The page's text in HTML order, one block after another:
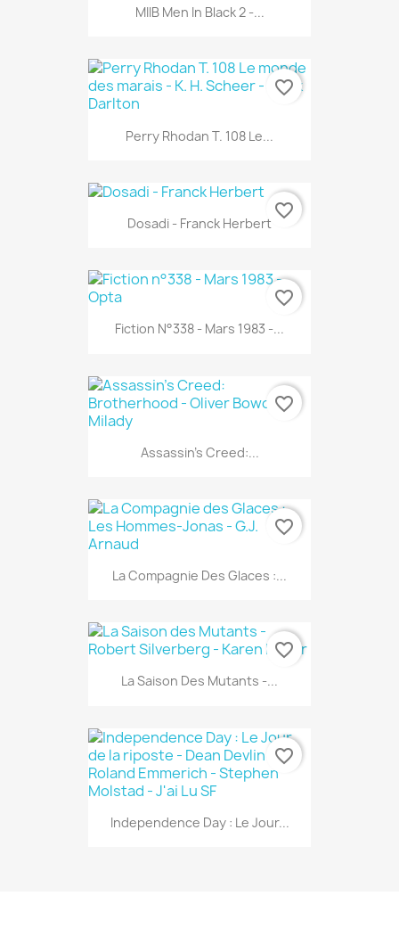
MIIB Men In Black 2 -...
Perry Rhodan T. 108 Le...
favorite_border
Dosadi - Franck Herbert
favorite_border
Fiction N°338 - Mars 1983 -...
favorite_border
Assassin's Creed:...
favorite_border
La Compagnie Des Glaces :...
favorite_border
La Saison Des Mutants -...
favorite_border
Independence Day : Le Jour...
favorite_border